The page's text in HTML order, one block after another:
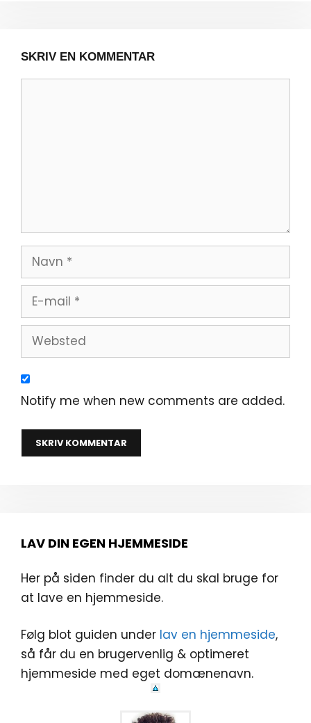
SKRIV EN KOMMENTAR
Navn
mail
Websted
Notify me when new comments are added.
LAV DIN EGEN HJEMMESIDE
Her på siden finder du alt du skal bruge for
at lave en hjemmeside.
Følg blot guiden under lav en hjemmeside,
så får du en brugervenlig & optimeret
hjemmeside med eget domænenavn.